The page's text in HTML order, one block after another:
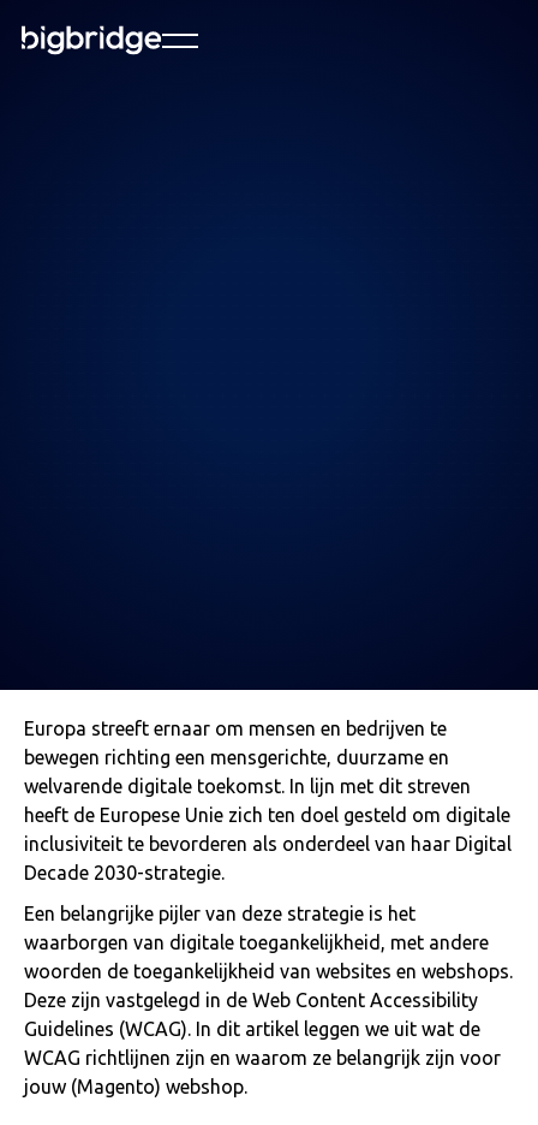
Europa streeft ernaar om mensen en bedrijven te
bewegen richting een mensgerichte, duurzame en
welvarende digitale toekomst. In lijn met dit streven
heeft de Europese Unie zich ten doel gesteld om digitale
inclusiviteit te bevorderen als onderdeel van haar Digital
Decade 2030-strategie.
Een belangrijke pijler van deze strategie is het
waarborgen van digitale toegankelijkheid, met andere
woorden de toegankelijkheid van websites en webshops.
Deze zijn vastgelegd in de Web Content Accessibility
Guidelines (WCAG). In dit artikel leggen we uit wat de
WCAG richtlijnen zijn en waarom ze belangrijk zijn voor
jouw (Magento) webshop.